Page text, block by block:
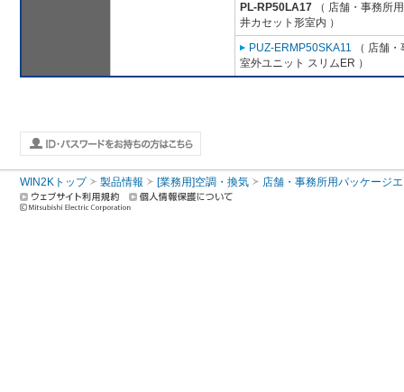
PL-RP50LA17 （ 店舗・事務所
井カセット形室内 ）
PUZ-ERMP50SKA11 （ 店舗
室外ユニット スリムER ）
WIN2Kトップ 製品情報 [業務用]空調・換気 店舗・事務所用パッケージ